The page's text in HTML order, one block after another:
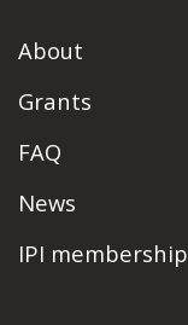
About
Grants
FAQ
News
IPI membership